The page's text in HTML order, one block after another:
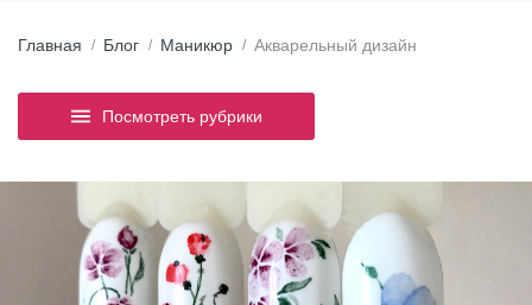
Главная Блог Маникюр Акварельный дизайн
Посмотреть рубрики